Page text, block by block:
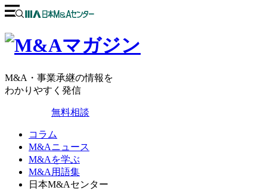
M&A・事業承継の情報を
わかりやすく発信
無料相談
コラム
M&Aニュース
M&Aを学ぶ
M&A用語集
日本M&Aセンター